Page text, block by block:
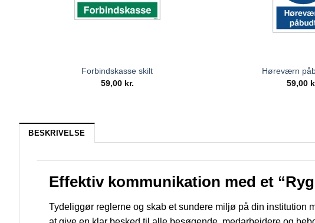
Forbindskasse skilt
59,00 kr.
Høreværn
59,00
BESKRIVELSE
Effektiv kommunikation med et
Tydeliggør reglerne og skab et sundere miljø på din institution